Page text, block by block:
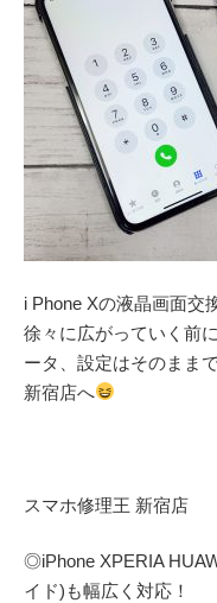
i Phone Xの液晶画面交
徐々に広がっていく前
ータ、設定はそのまま
新宿店へ
スマホ修理王 新宿店
◎iPhone XPERIA
イド) も幅広く対応！